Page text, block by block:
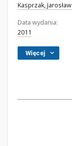
Kasprzak,
Data wydania:
2011
Więcej